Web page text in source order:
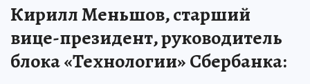
Кирилл Меньшов, старший
вице-президент, руководитель
блока «Технологии» Сбербанка: